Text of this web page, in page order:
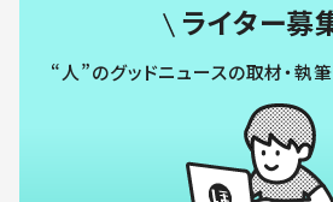
ライター募
“人”のグッドニュースの取材・執